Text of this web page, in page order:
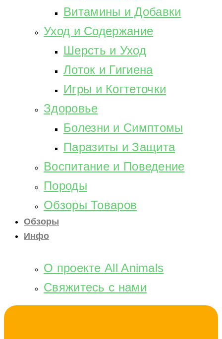
Витамины и Добавки
Уход и Содержание
Шерсть и Уход
Лоток и Гигиена
Игры и Когтеточки
Здоровье
Болезни и Симптомы
Паразиты и Защита
Воспитание и Поведение
Породы
Обзоры Товаров
Обзоры
Инфо
О проекте All Animals
Свяжитесь с нами